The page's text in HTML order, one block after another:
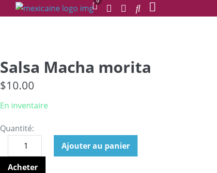
Salsa Macha morita
$10.00
En inventaire
Quantité:
Ajouter au panier
Acheter